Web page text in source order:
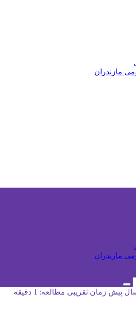
مازندران
مازندران
زمان تقریبی مطالعه: 1 دقیقه